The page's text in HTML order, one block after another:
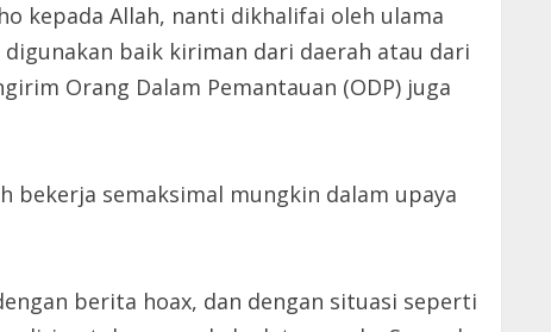
kepada Allah, nanti dikhalifai oleh ulama
baik kiriman dari daerah atau dari
Orang Dalam Pemantauan (ODP) juga
bekerja semaksimal mungkin dalam upaya
berita hoax, dan dengan situasi seperti